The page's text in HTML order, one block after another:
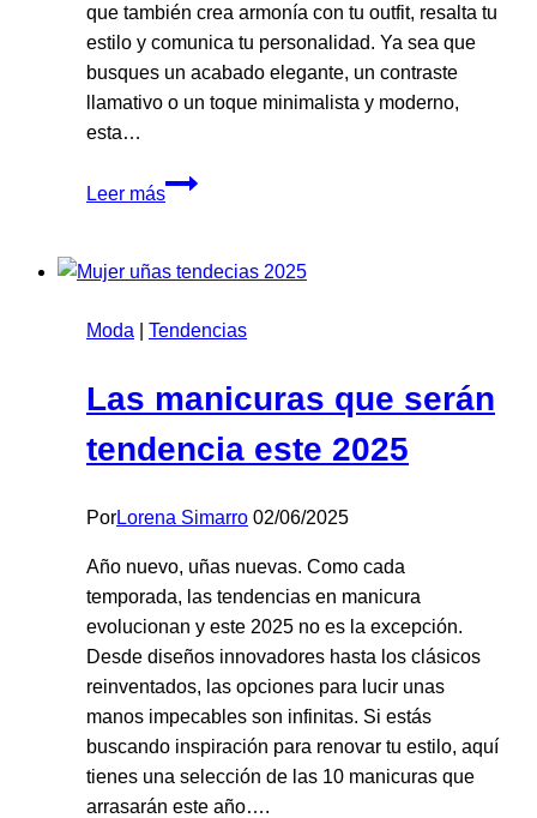
que también crea armonía con tu outfit, resalta tu
estilo y comunica tu personalidad. Ya sea que
busques un acabado elegante, un contraste
llamativo o un toque minimalista y moderno,
esta…
Leer más
Cómo
esmalte
uñas
tu
outfit:
guía
para
siempre
Moda Tendencias
Las manicuras que serán
tendencia este 2025
PorLorena Simarro 02/06/2025
Año nuevo, uñas nuevas. Como cada
temporada, las tendencias en manicura
evolucionan y este 2025 no es la excepción.
Desde diseños innovadores hasta los clásicos
reinventados, las opciones para lucir unas
manos impecables son infinitas. Si estás
buscando inspiración para renovar tu estilo, aquí
tienes una selección de las 10 manicuras que
arrasarán este año….